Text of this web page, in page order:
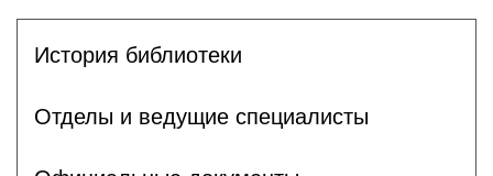
История библиотеки
Отделы и ведущие специалисты